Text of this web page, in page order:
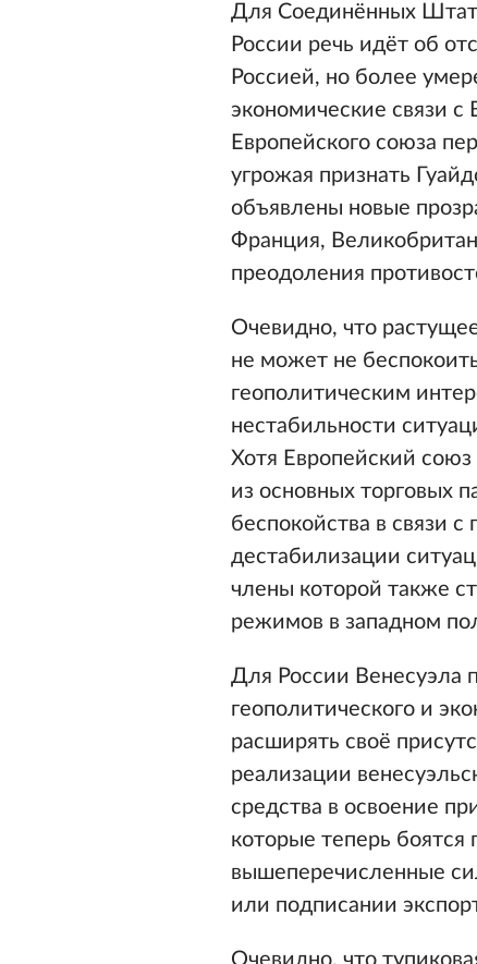
Для Соединённых
России речь идёт об
Россией, но более
экономические связи
Европейского союза
угрожая признать
объявлены новые
Франция,
преодоления
Очевидно, что
не может не
геополитическим
нестабильности
Хотя Европейский
из основных торговых
беспокойства в связи
дестабилизации
члены которой также
режимов в западном
Для России Венесуэла
геополитического и
расширять своё
реализации
средства в освоение
которые теперь боятся
вышеперечисленные
или подписании
Очевидно, что